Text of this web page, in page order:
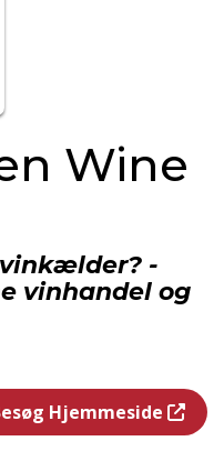
Wine
-
vinhandel og
Hjemmeside